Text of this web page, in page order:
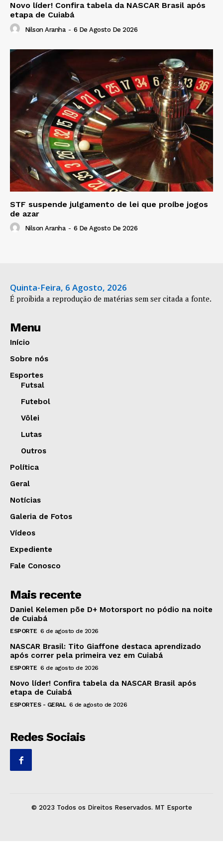
Novo líder! Confira tabela da NASCAR Brasil após
etapa de Cuiabá
Nilson Aranha - 6 De Agosto De 2026
STF suspende julgamento de lei que proíbe jogos
de azar
Nilson Aranha - 6 De Agosto De 2026
Quinta-Feira, 6 Agosto, 2026
É proibida a reprodução de matérias sem ser citada a fonte.
Menu
Início
Sobre nós
Esportes
Futsal
Futebol
Vôlei
Lutas
Outros
Política
Geral
Notícias
Galeria de Fotos
Vídeos
Expediente
Fale Conosco
Mais recente
Daniel Kelemen põe D+ Motorsport no pódio na noite
de Cuiabá
ESPORTE 6 de agosto de 2026
NASCAR Brasil: Tito Giaffone destaca aprendizado
após correr pela primeira vez em Cuiabá
ESPORTE 6 de agosto de 2026
Novo líder! Confira tabela da NASCAR Brasil após
etapa de Cuiabá
ESPORTES - GERAL 6 de agosto de 2026
Redes Sociais
© 2023 Todos os Direitos Reservados. MT Esporte